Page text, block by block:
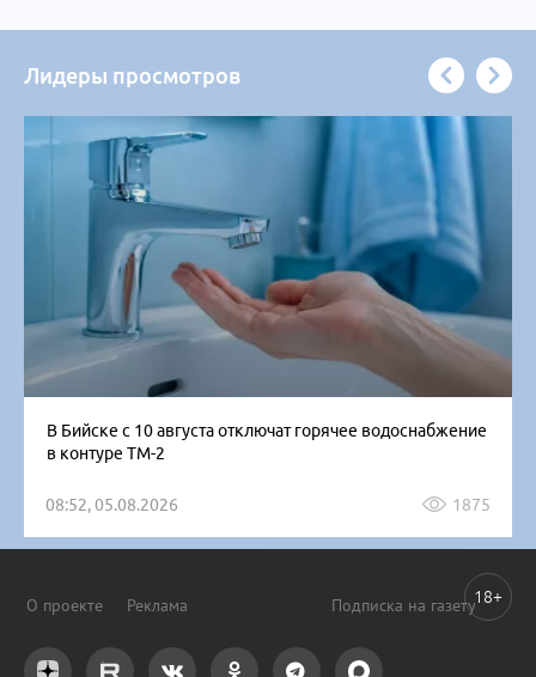
Лидеры просмотров
В Бийске с 10 августа отключат горячее водоснабжение
в контуре ТМ-2
08:52, 05.08.2026 1875
О проекте Реклама Подписка на газету18+